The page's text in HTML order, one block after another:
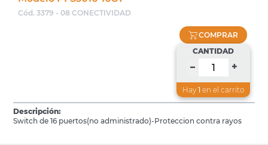
Cód. 3379 - 08 CONECTIVIDAD
COMPRAR
CANTIDAD
– +
Hay 1 en el carrito
Descripción:
Switch de 16 puertos(no administrado)-Proteccion contra rayos